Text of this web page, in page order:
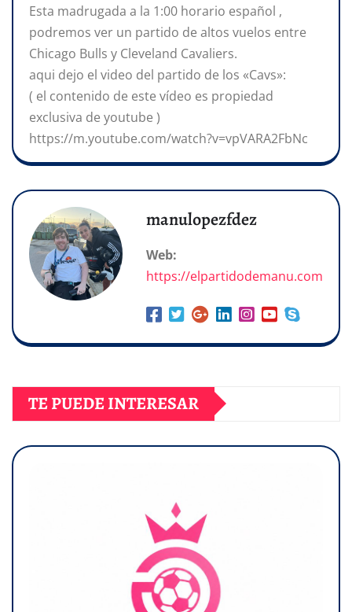
Esta madrugada a la 1:00 horario español ,
podremos ver un partido de altos vuelos entre
Chicago Bulls y Cleveland Cavaliers.
aqui dejo el video del partido de los «Cavs»:
( el contenido de este vídeo es propiedad
exclusiva de youtube )
https://m.youtube.com/watch?v=vpVARA2FbNc
manulopezfdez
Web:
https://elpartidodemanu.com
TE PUEDE INTERESAR